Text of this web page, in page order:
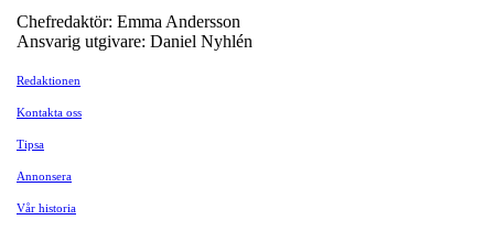
Chefredaktör: Emma Andersson
Ansvarig utgivare: Daniel Nyhlén
Redaktionen
Kontakta oss
Tipsa
Annonsera
Vår historia